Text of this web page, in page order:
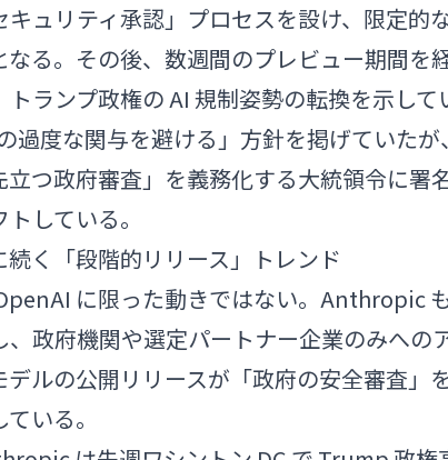
キュリティ承認」プロセスを設け、限定的
なる。その後、数週間のプレビュー期間を
トランプ政権の AI 規制姿勢の転換を示し
過度な関与を避ける」方針を掲げていた
立つ政府審査」を義務化する大統領令に署
している。
く「段階的リリース」トレンド
に限った動きではない。Anthropic
政府機関や選定パートナー企業のみへの
ルの公開リリースが「政府の安全審査」
いる。